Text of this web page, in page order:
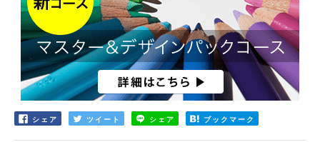
シェア ツイート シェア ブックマーク